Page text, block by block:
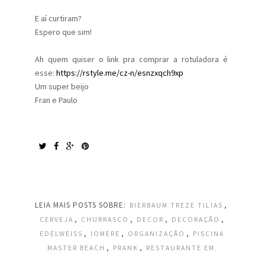
E aí curtiram?
Espero que sim!
Ah quem quiser o link pra comprar a rotuladora é
esse: https://rstyle.me/cz-n/esnzxqch9xp
Um super beijo
Fran e Paulo
LEIA MAIS POSTS SOBRE: BIERBAUM TREZE TILIAS ,
CERVEJA , CHURRASCO , DECOR , DECORAÇÃO ,
EDELWEISS , IOMERE , ORGANIZAÇÃO ,
PISCINA
MASTER BEACH , PRANK ,
RESTAURANTE EM